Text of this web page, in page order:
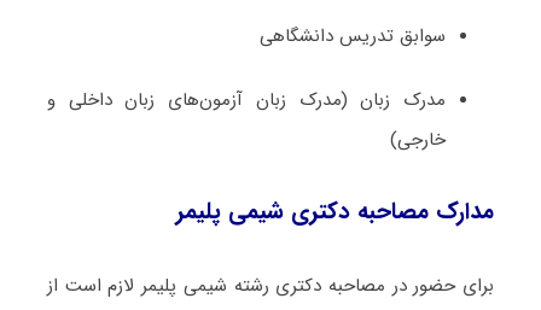
سوابق تدریس دانشگاهی
مدرک زبان (مدرک زبان آزمون‌های زبان داخلی و
خارجی)
مدارک مصاحبه دکتری شیمی پلیمر
برای حضور در مصاحبه دکتری رشته شیمی پلیمر لازم است از